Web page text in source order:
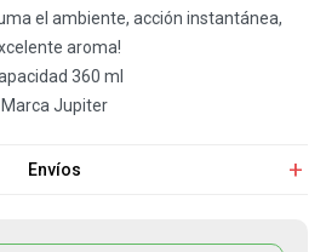
el ambiente, acción instantánea,
aroma!
360 ml
Marca Jupiter
Envíos